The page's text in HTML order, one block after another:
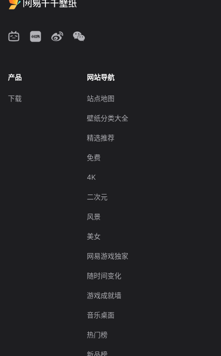
产品
下载
网站导航
站点地图
壁纸分类大全
精选推荐
免费
4K
二次元
风景
美女
网易游戏独家
随时间变化
游戏成就墙
音乐桌面
热门榜
新品榜